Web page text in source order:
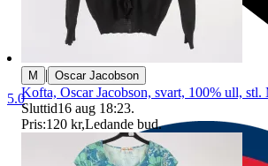
5.0
M | Oscar Jacobson
Kofta, Oscar Jacobson, svart, 100% ull, stl.
Sluttid16 aug 18:23.
Pris:120 kr,Ledande bud.